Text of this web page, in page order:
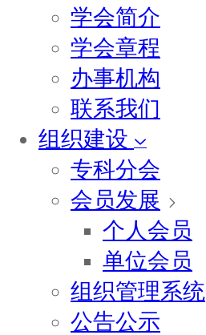
学会简介
学会章程
办事机构
联系我们
组织建设
专科分会
会员发展
个人会员
单位会员
组织管理系统
公告公示